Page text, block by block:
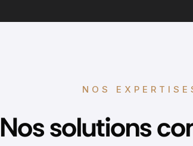
NOS
Nos solutions